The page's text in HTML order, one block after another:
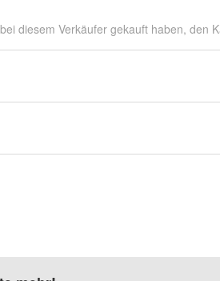
diesem Verkäufer gekauft haben, den